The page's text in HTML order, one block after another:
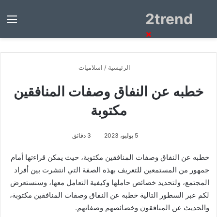
2trendبحث
الرئيسية / اسلاميات
خطبه عن النفاق وصفات المنافقين
مكتوبة
5 يوليو، 2023
خطبه عن النفاق وصفات المنافقين مكتوبة، حيث يمكن قراءتها أمام
جمهور من المستمعين للتعريف بهذه الصفة التي انتشرت بين أفراد
المجتمع، ولتحديد خصائص حاملها وكيفية التعامل معها، وسنستعرض
لكم عبر السطور التالية خطبه عن النفاق وصفات المنافقين مكتوبة،
والحديث عن المنافقون وخصائصهم وصفاتهم.
×